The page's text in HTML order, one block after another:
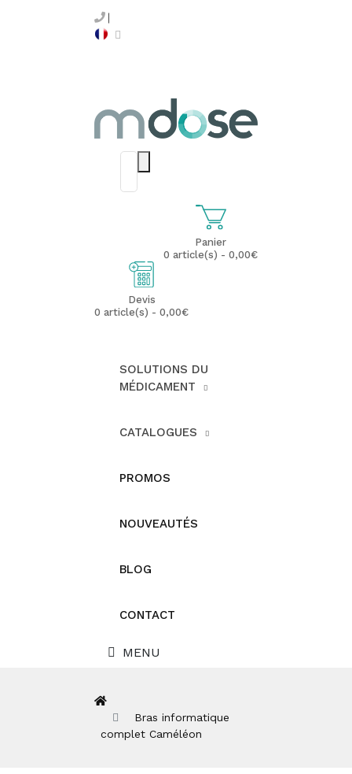
Panier
0 article(s) - 0,00€
Devis
0 article(s) - 0,00€
SOLUTIONS DU
MÉDICAMENT
CATALOGUES
PROMOS
NOUVEAUTÉS
BLOG
CONTACT
MENU
Bras informatique
complet Caméléon